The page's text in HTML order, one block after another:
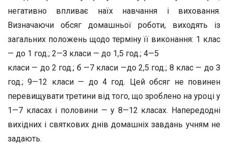
негативно впли­ває наїх навчання і виховання.
Визначаючи обсяг домашньої роботи, виходять із
загальних положень щодо терміну її ви­конання: 1 клас
— до 1 год.; 2—З класи — до 1,5 год.; 4—5
класи — до 2 год.; б —7 класи —до 2,5 год.; 8 клас — до З
год.; 9—12 класи — до 4 год. Цей обсяг не повинен
переви­щувати третини від того, що зроблено на уроці у
1—7 кла­сах і половини — у 8—12 класах. Напередодні
вихідних і святкових днів домашніх завдань учням не
задають.